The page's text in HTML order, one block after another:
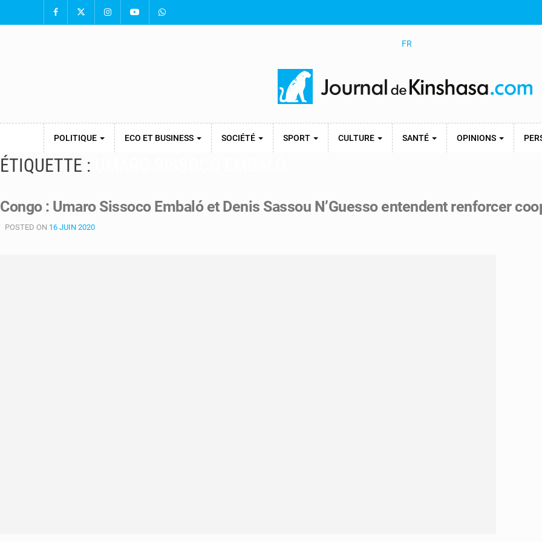
FR
POLITIQUE ECO ET BUSINESS SOCIÉTÉ SPORT CULTURE SANTÉ OPINIONS
ÉTIQUETTE :
Congo : Umaro Sissoco Embaló et Denis Sassou N’Guesso entendent renforcer
POSTED ON 16 JUIN 2020